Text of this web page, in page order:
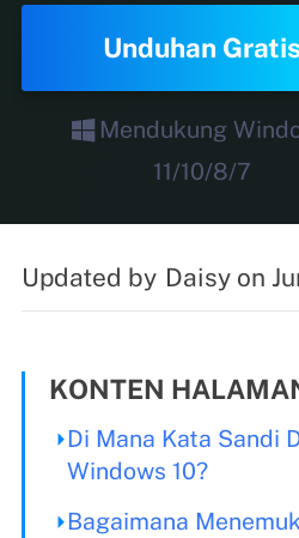
Unduhan Gratis
Mendukung
11/10/8/7
Updated by Daisyon
KONTEN
Di Mana Kata Sandi
Windows 10?
Bagaimana